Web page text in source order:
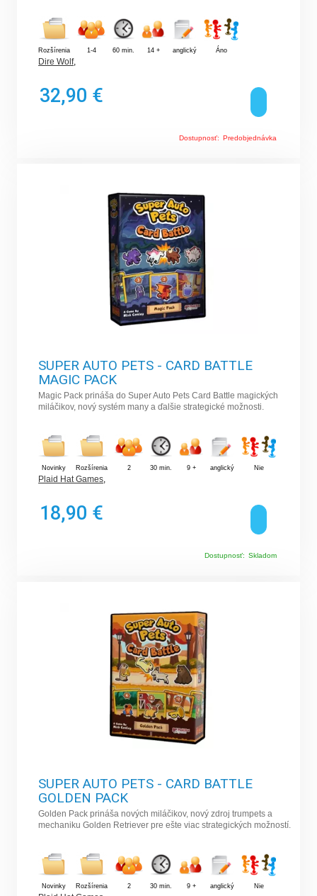
Rozšírenia 1-4 60 min. 14 + anglický Áno
Dire Wolf,
32,90 €
Dostupnosť: Predobjednávka
SUPER AUTO PETS - CARD BATTLE
MAGIC PACK
Magic Pack prináša do Super Auto Pets Card Battle magických
miláčikov, nový systém many a ďalšie strategické možnosti.
Novinky Rozšírenia 2 30 min. 9 + anglický Nie
Plaid Hat Games,
18,90 €
Dostupnosť: Skladom
SUPER AUTO PETS - CARD BATTLE
GOLDEN PACK
Golden Pack prináša nových miláčikov, nový zdroj trumpets a
mechaniku Golden Retriever pre ešte viac strategických možností.
Novinky Rozšírenia 2 30 min. 9 + anglický Nie